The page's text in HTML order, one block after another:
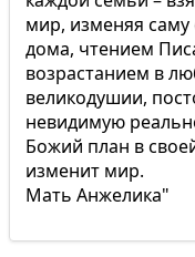
мир, изменяя
дома, чтением
возрастанием в
великодушии,
невидимую
Божий план в
изменит мир.
Мать Анжелика"